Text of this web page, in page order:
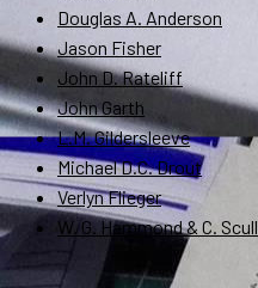
Douglas A. Anderson
Jason Fisher
John D. Rateliff
John Garth
L.M. Gildersleeve
Michael D.C. Drout
Verlyn Flieger
W. G. Hammond & C. Scull